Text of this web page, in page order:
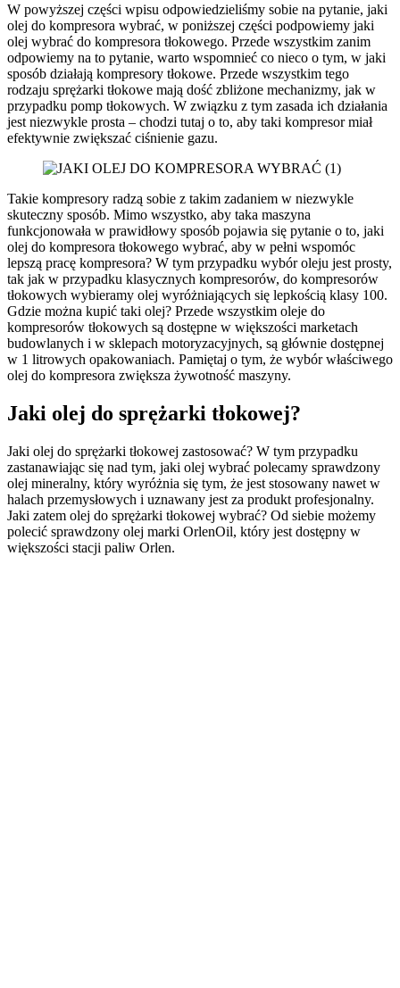
W powyższej części wpisu odpowiedzieliśmy sobie na pytanie, jaki
olej do kompresora wybrać, w poniższej części podpowiemy jaki
olej wybrać do kompresora tłokowego. Przede wszystkim zanim
odpowiemy na to pytanie, warto wspomnieć co nieco o tym, w jaki
sposób działają kompresory tłokowe. Przede wszystkim tego
rodzaju sprężarki tłokowe mają dość zbliżone mechanizmy, jak w
przypadku pomp tłokowych. W związku z tym zasada ich działania
jest niezwykle prosta – chodzi tutaj o to, aby taki kompresor miał
efektywnie zwiększać ciśnienie gazu.
Takie kompresory radzą sobie z takim zadaniem w niezwykle
skuteczny sposób. Mimo wszystko, aby taka maszyna
funkcjonowała w prawidłowy sposób pojawia się pytanie o to, jaki
olej do kompresora tłokowego wybrać, aby w pełni wspomóc
lepszą pracę kompresora? W tym przypadku wybór oleju jest prosty,
tak jak w przypadku klasycznych kompresorów, do kompresorów
tłokowych wybieramy olej wyróżniających się lepkością klasy 100.
Gdzie można kupić taki olej? Przede wszystkim oleje do
kompresorów tłokowych są dostępne w większości marketach
budowlanych i w sklepach motoryzacyjnych, są głównie dostępnej
w 1 litrowych opakowaniach. Pamiętaj o tym, że wybór właściwego
olej do kompresora zwiększa żywotność maszyny.
Jaki olej do sprężarki tłokowej?
Jaki olej do sprężarki tłokowej zastosować? W tym przypadku
zastanawiając się nad tym, jaki olej wybrać polecamy sprawdzony
olej mineralny, który wyróżnia się tym, że jest stosowany nawet w
halach przemysłowych i uznawany jest za produkt profesjonalny.
Jaki zatem olej do sprężarki tłokowej wybrać? Od siebie możemy
polecić sprawdzony olej marki OrlenOil, który jest dostępny w
większości stacji paliw Orlen.